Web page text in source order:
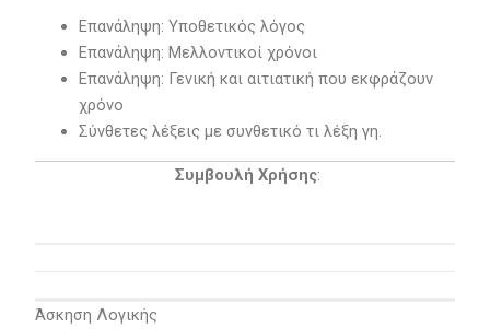
Επανάληψη: Υποθετικός λόγος
Επανάληψη: Μελλοντικοί χρόνοι
Επανάληψη: Γενική και αιτιατική που εκφράζουν
χρόνο
Σύνθετες λέξεις με συνθετικό τι λέξη γη.
Συμβουλή Χρήσης:
Άσκηση Λογικής